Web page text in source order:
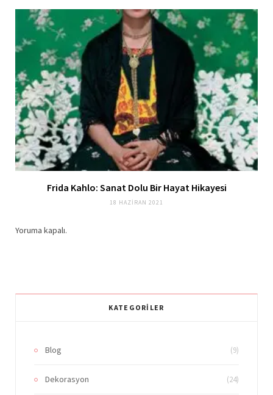
Frida Kahlo: Sanat Dolu Bir Hayat Hikayesi
18 HAZIRAN 2021
Yoruma kapalı.
KATEGORILER
Blog (9)
Dekorasyon (24)